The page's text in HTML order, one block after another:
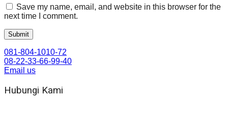
Save my name, email, and website in this browser for the
next time I comment.
081-804-1010-72
08-22-33-66-99-40
Email us
Hubungi Kami